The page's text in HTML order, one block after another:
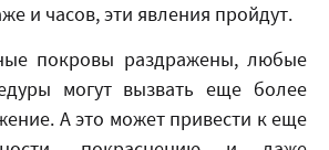
и часов, эти явления пройдут.
покровы раздражены, любые
могут вызвать еще более
А это может привести к еще